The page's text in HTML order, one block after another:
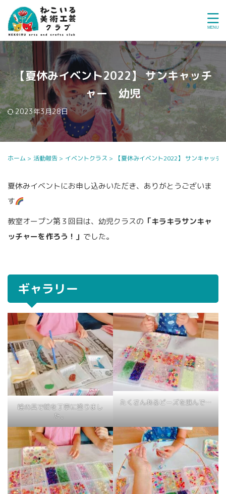
【夏休みイベント2022】 サンキャッチ
ャー 幼児
2023年3月28日
ホーム > 活動報告 > イベントクラス > 【夏休みイベント2022】 サンキャッ
夏休みイベントにお申し込みいただき、ありがとうございま
す
教室オープン第３回目は、幼児クラスの 「キラキラサンキャ
ッチャーを作ろう！」 でした。
ギャラリー
絵の具で輪を丁寧に塗りまし
た。
たくさんあるビーズを選んで…